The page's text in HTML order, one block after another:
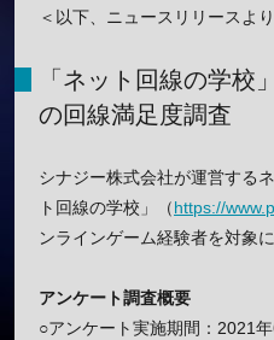
＜以下、ニュースリリースよ
「ネット回線の学校
の回線満足度調査
シナジー株式会社が運営する
ト回線の学校」（https://
ンラインゲーム経験者を対象
アンケート調査概要
○アンケート実施期間：2021